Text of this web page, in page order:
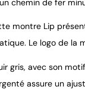
montre Lip
Le logo de la
gris, avec son
assure un